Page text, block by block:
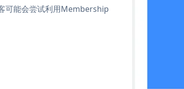
可能会尝试利用Membership